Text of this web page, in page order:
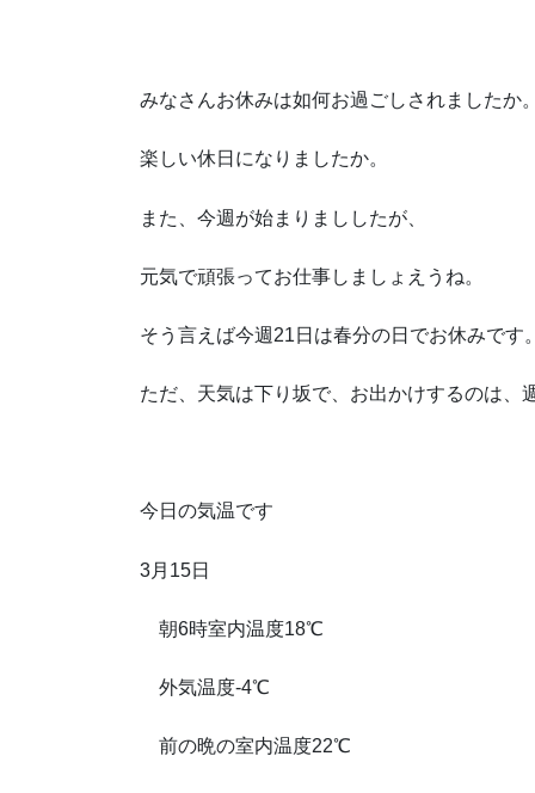
みなさんお休みは如何お過ごしされましたか。
楽しい休日になりましたか。
また、今週が始まりまししたが、
元気で頑張ってお仕事しましょえうね。
そう言えば今週21日は春分の日でお休みです。
ただ、天気は下り坂で、お出かけするのは、
今日の気温です
3月15日
朝6時室内温度18℃
外気温度-4℃
前の晩の室内温度22℃